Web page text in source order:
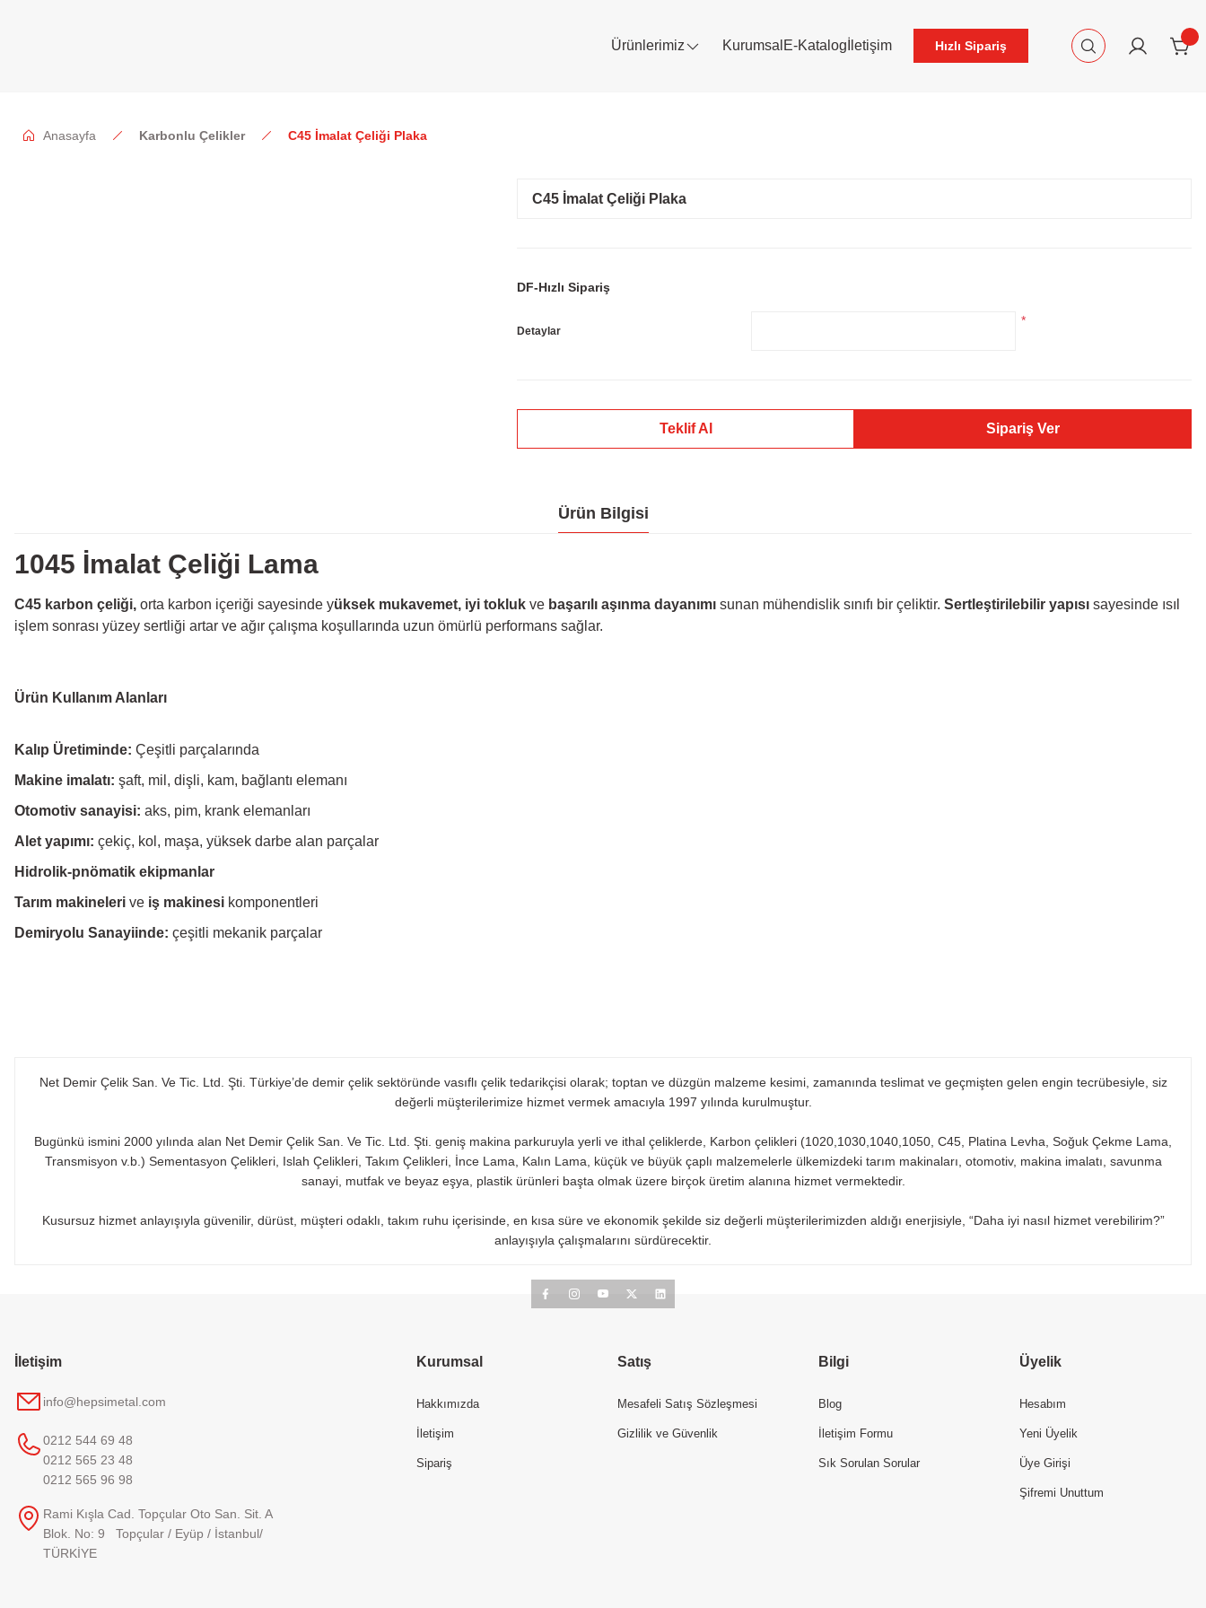
Ürünlerimiz Kurumsal E-Katalog İletişim Hızlı Sipariş
Anasayfa Karbonlu Çelikler C45 İmalat Çeliği Plaka
C45 İmalat Çeliği Plaka
DF-Hızlı Sipariş
Detaylar
*
Teklif Al Sipariş Ver
Ürün Bilgisi
1045 İmalat Çeliği Lama
C45 karbon çeliği, orta karbon içeriği sayesinde yüksek mukavemet, iyi tokluk ve başarılı aşınma dayanımı sunan mühendislik sınıfı bir çeliktir. Sertleştirilebilir yapısı sayesinde ısıl
işlem sonrası yüzey sertliği artar ve ağır çalışma koşullarında uzun ömürlü performans sağlar.
Ürün Kullanım Alanları
Kalıp Üretiminde: Çeşitli parçalarında
Makine imalatı: şaft, mil, dişli, kam, bağlantı elemanı
Otomotiv sanayisi: aks, pim, krank elemanları
Alet yapımı: çekiç, kol, maşa, yüksek darbe alan parçalar
Hidrolik-pnömatik ekipmanlar
Tarım makineleri ve iş makinesi komponentleri
Demiryolu Sanayiinde: çeşitli mekanik parçalar
Net Demir Çelik San. Ve Tic. Ltd. Şti. Türkiye’de demir çelik sektöründe vasıflı çelik tedarikçisi olarak; toptan ve düzgün malzeme kesimi, zamanında teslimat ve geçmişten gelen engin tecrübesiyle, siz
değerli müşterilerimize hizmet vermek amacıyla 1997 yılında kurulmuştur.
Bugünkü ismini 2000 yılında alan Net Demir Çelik San. Ve Tic. Ltd. Şti. geniş makina parkuruyla yerli ve ithal çeliklerde, Karbon çelikleri (1020,1030,1040,1050, C45, Platina Levha, Soğuk Çekme Lama,
Transmisyon v.b.) Sementasyon Çelikleri, Islah Çelikleri, Takım Çelikleri, İnce Lama, Kalın Lama, küçük ve büyük çaplı malzemelerle ülkemizdeki tarım makinaları, otomotiv, makina imalatı, savunma
sanayi, mutfak ve beyaz eşya, plastik ürünleri başta olmak üzere birçok üretim alanına hizmet vermektedir.
Kusursuz hizmet anlayışıyla güvenilir, dürüst, müşteri odaklı, takım ruhu içerisinde, en kısa süre ve ekonomik şekilde siz değerli müşterilerimizden aldığı enerjisiyle, “Daha iyi nasıl hizmet verebilirim?”
anlayışıyla çalışmalarını sürdürecektir.
İletişim
info@hepsimetal.com
0212 544 69 48
0212 565 23 48
0212 565 96 98
Rami Kışla Cad. Topçular Oto San. Sit. A
Blok. No: 9 Topçular / Eyüp / İstanbul/
TÜRKİYE
Kurumsal
Hakkımızda
İletişim
Sipariş
Satış
Mesafeli Satış Sözleşmesi
Gizlilik ve Güvenlik
Bilgi
Blog
İletişim Formu
Sık Sorulan Sorular
Üyelik
Hesabım
Yeni Üyelik
Üye Girişi
Şifremi Unuttum